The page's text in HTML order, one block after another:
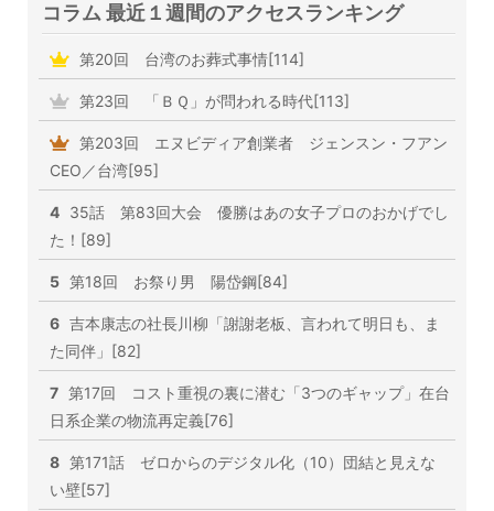
コラム 最近１週間のアクセスランキング
第20回 台湾のお葬式事情[114]
第23回 「ＢＱ」が問われる時代[113]
第203回 エヌビディア創業者 ジェンスン・フアン
CEO／台湾[95]
4 35話 第83回大会 優勝はあの女子プロのおかげでし
た！[89]
5 第18回 お祭り男 陽岱鋼[84]
6 吉本康志の社長川柳「謝謝老板、言われて明日も、ま
た同伴」[82]
7 第17回 コスト重視の裏に潜む「3つのギャップ」在台
日系企業の物流再定義[76]
8 第171話 ゼロからのデジタル化（10）団結と見えな
い壁[57]